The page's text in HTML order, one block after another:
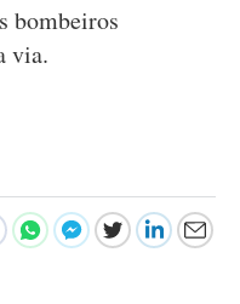
bombeiros
via.